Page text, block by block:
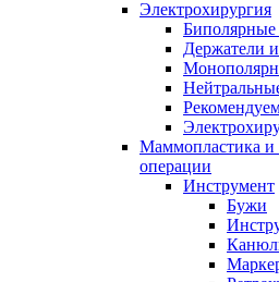
Электрохирургия
Держатели
Маммопластика и
операции
Инструмент
Бужи